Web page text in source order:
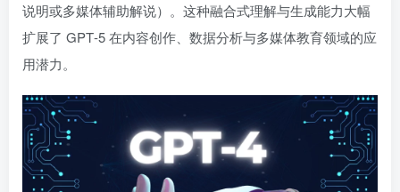
说明或多媒体辅助解说）。这种融合式理解与生成能力大幅
扩展了 GPT‑5 在内容创作、数据分析与多媒体教育领域的应
用潜力。